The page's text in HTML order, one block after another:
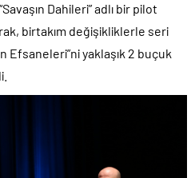
Dahileri” adlı bir pilot
birtakım değişikliklerle seri
Efsaneleri”ni yaklaşık 2 buçuk